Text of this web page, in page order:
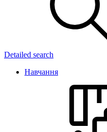
Detailed search
Навчання